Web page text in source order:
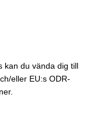
kan du vända dig till
eller EU:s ODR-